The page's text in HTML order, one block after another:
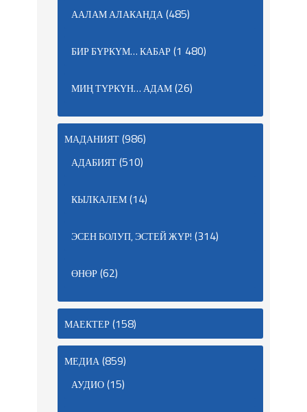
ААЛАМ АЛАКАНДА(485)
БИР БҮРКҮМ… КАБАР(1 480)
МИҢ ТҮРКҮН… АДАМ(26)
МАДАНИЯТ(986)
АДАБИЯТ(510)
КЫЛКАЛЕМ(14)
ЭСЕН БОЛУП, ЭСТЕЙ ЖҮР! (314)
ӨНӨР(62)
МАЕКТЕР(158)
МЕДИА(859)
АУДИО(15)